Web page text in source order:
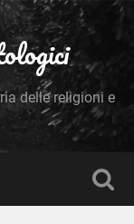
delle religioni e